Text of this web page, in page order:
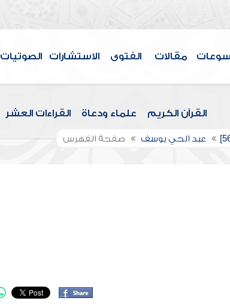
مقالات الفتوى الاستشارات الصوتيات
القرآن الكريم علماء ودعاة القراءات العشر
عبد الحي يوسف صفحة الفهرس